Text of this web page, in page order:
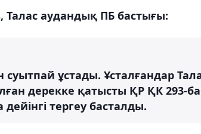
аудандық ПБ бастығы:
суытпай ұстады. Ұсталғандар
дерекке қатысты ҚР ҚК 293-
тергеу басталды.